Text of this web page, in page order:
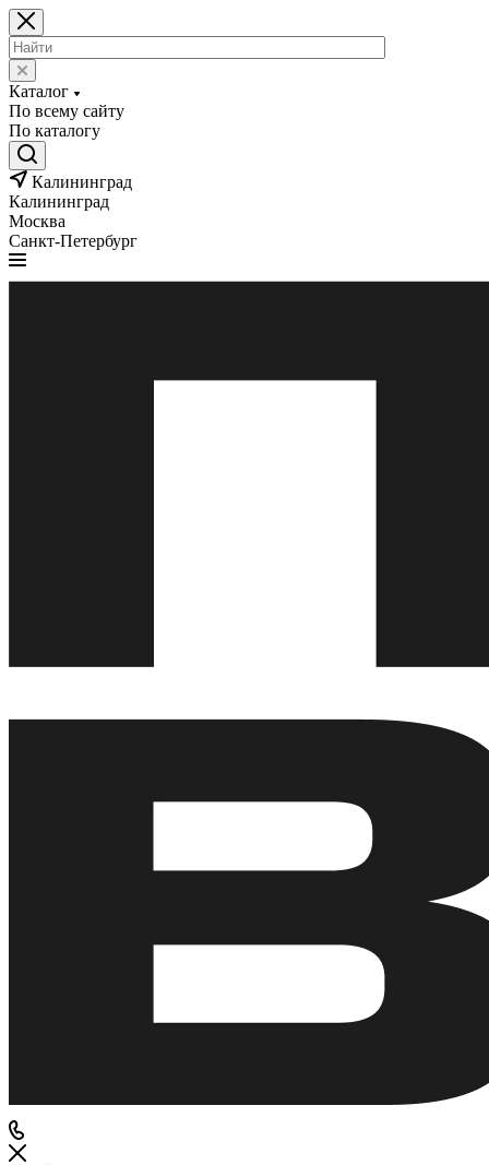
Каталог
По всему сайту
По каталогу
Калининград
Калининград
Москва
Санкт-Петербург